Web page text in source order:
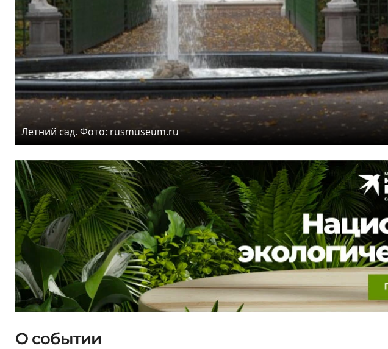
Летний сад. Фото: rusmuseum.ru
О событии